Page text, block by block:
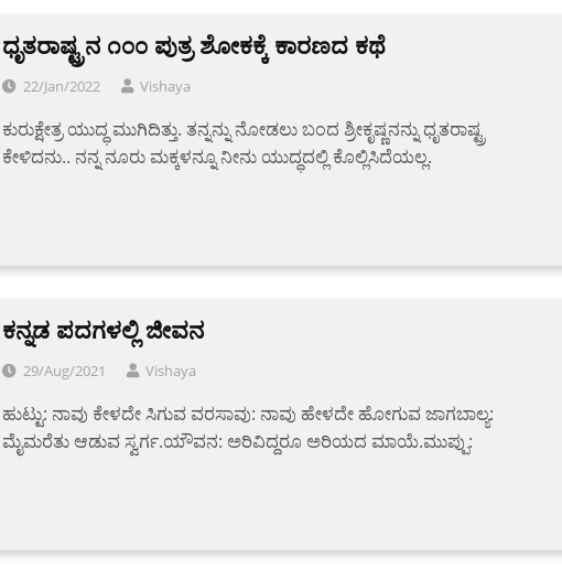
ಧೃತರಾಷ್ಟ್ರನ ೧೦೦ ಪುತ್ರ ಶೋಕಕ್ಕೆ ಕಾರಣದ ಕಥೆ
22/Jan/2022 Vishaya
ಕುರುಕ್ಷೇತ್ರ ಯುದ್ಧ ಮುಗಿದಿತ್ತು. ತನ್ನನ್ನು ನೋಡಲು ಬಂದ ಶ್ರೀಕೃಷ್ಣನನ್ನು ಧೃತರಾಷ್ಟ್ರ
ಕೇಳಿದನು.. ನನ್ನ ನೂರು ಮಕ್ಕಳನ್ನೂ ನೀನು ಯುದ್ಧದಲ್ಲಿ ಕೊಲ್ಲಿಸಿದೆಯಲ್ಲ.
ಕನ್ನಡ ಪದಗಳಲ್ಲಿ ಜೀವನ
29/Aug/2021 Vishaya
ಹುಟ್ಟು: ನಾವು ಕೇಳದೇ ಸಿಗುವ ವರಸಾವು: ನಾವು ಹೇಳದೇ ಹೋಗುವ ಜಾಗಬಾಲ್ಯ:
ಮೈಮರೆತು ಆಡುವ ಸ್ವರ್ಗ.ಯೌವನ: ಅರಿವಿದ್ದರೂ ಅರಿಯದ ಮಾಯೆ.ಮುಪ್ಪು: